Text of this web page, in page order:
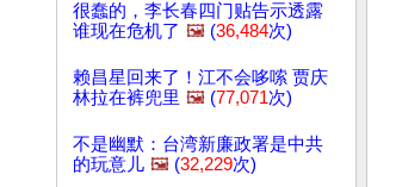
很蠢的，李长春四门贴告示透露
谁现在危机了 🖼️ (36,484次)
赖昌星回来了！江不会哆嗦 贾庆
林拉在裤兜里 🖼️ (77,071次)
不是幽默：台湾新廉政署是中共
的玩意儿 🖼️ (32,229次)